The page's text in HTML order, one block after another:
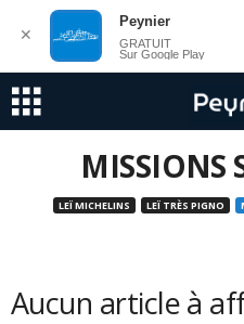
MISSIONS
LEÏ MICHELINS LEÏ TRÈS PIGNO
Aucun article à
✕
Peynier
GRATUIT
Sur Google Play